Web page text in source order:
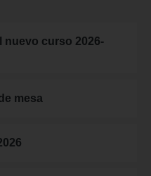
nuevo curso 2026-
mesa